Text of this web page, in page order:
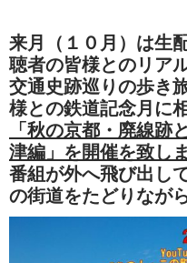
来月（１０月）は生
聴者の皆様とのリア
交通史跡巡りの歩き
様との鉄道記念月に
「秋の京都・廃線
津編」を開催を致しま
番組が外へ飛び出し
の街道をたどりなが